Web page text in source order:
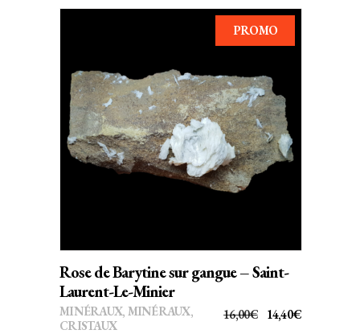
60,00€.52,80€.
PROMO
AJOUTER AU PANIER
Rose de Barytine sur gangue – Saint-
Laurent-Le-Minier
16,00€
LE
14,40€LE
MINÉRAUX, MINÉRAUX,
CRISTAUX